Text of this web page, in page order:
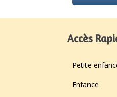
Accès
Petite
Enfance